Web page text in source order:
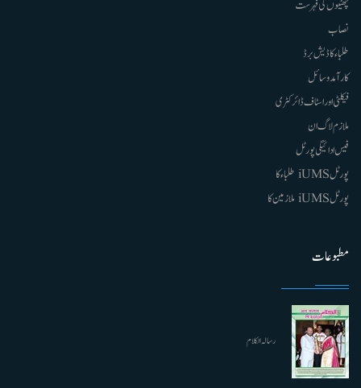
چھٹیوں کی فہرست
نصاب
طلباء کا ڈیش برڈ
کارآمد وسائل
فیکلٹی اور اسٹاف ڈائرکٹری
ملازم لاگ ان
فیس ادائیگی پورٹل
پورٹل iUMS طلباء کا
پورٹل iUMS ملازمین کا
مطبوعات
رسالہ الکلام